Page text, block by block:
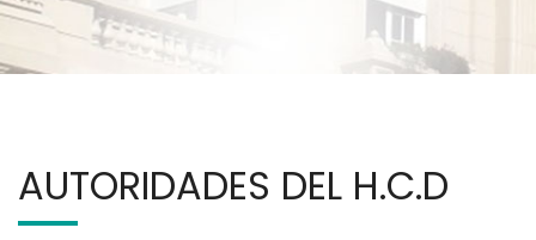
AUTORIDADES DEL H.C.D